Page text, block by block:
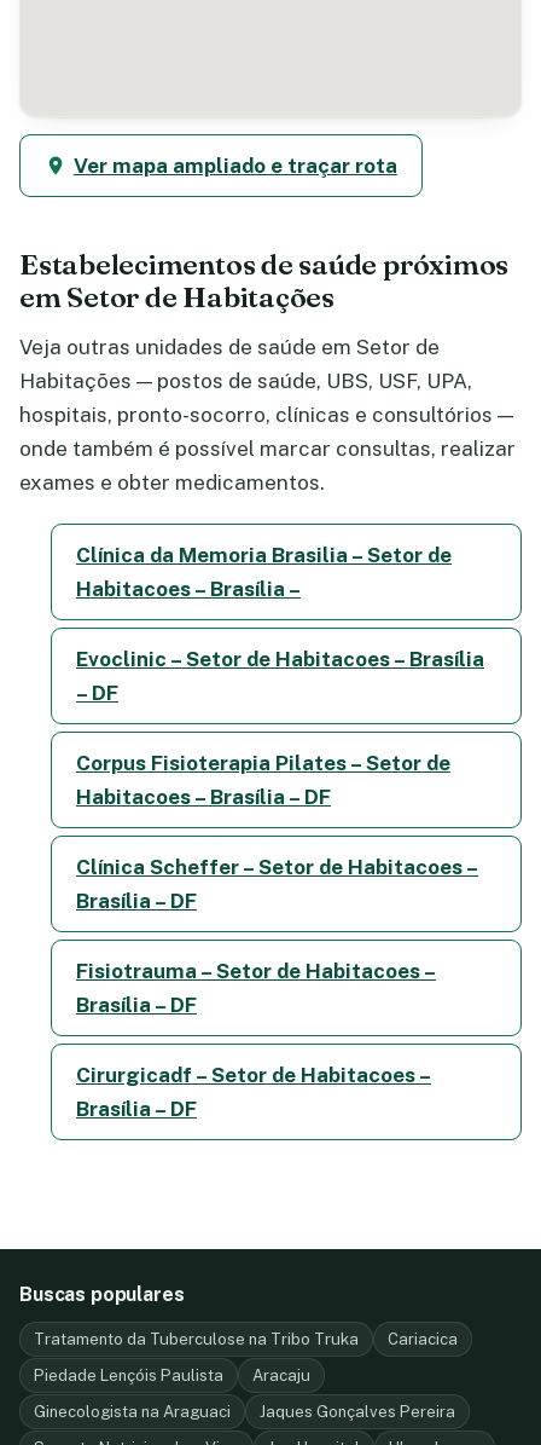
Ver mapa ampliado e traçar rota
Estabelecimentos de saúde próximos
em Setor de Habitações
Veja outras unidades de saúde em Setor de
Habitações — postos de saúde, UBS, USF, UPA,
hospitais, pronto-socorro, clínicas e consultórios —
onde também é possível marcar consultas, realizar
exames e obter medicamentos.
Clínica da Memoria Brasilia – Setor de
Habitacoes – Brasília –
Evoclinic – Setor de Habitacoes – Brasília
– DF
Corpus Fisioterapia Pilates – Setor de
Habitacoes – Brasília – DF
Clínica Scheffer – Setor de Habitacoes –
Brasília – DF
Fisiotrauma – Setor de Habitacoes –
Brasília – DF
Cirurgicadf – Setor de Habitacoes –
Brasília – DF
Buscas populares
Tratamento da Tuberculose na Tribo Truka
Cariacica
Piedade Lençóis Paulista
Aracaju
Ginecologista na Araguaci
Jaques Gonçalves Pereira